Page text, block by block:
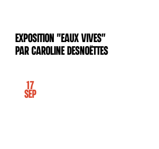
EXPOSITION
Exposition "Eaux Vives"
par Caroline Desnoëttes
17
Sep
COMMENT
?
Lundi 13
.
01de12:45 à13:45
Tarif réduit : 5€
Une pause déjeuner culturelle
quartier latin, autour d'une